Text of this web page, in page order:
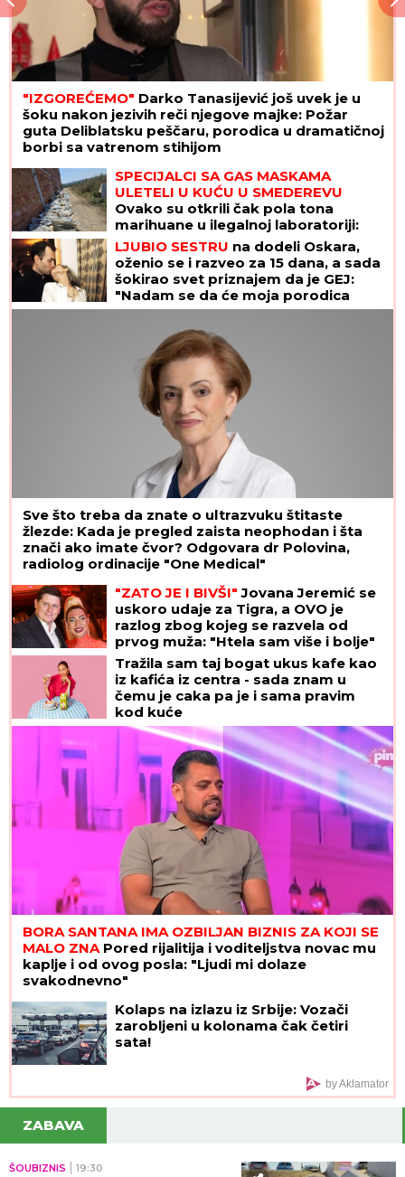
"IZGOREĆEMO" Darko Tanasijević još uvek je u
šoku nakon jezivih reči njegove majke: Požar
guta Deliblatsku peščaru, porodica u dramatičnoj
borbi sa vatrenom stihijom
SPECIJALCI SA GAS MASKAMA
ULETELI U KUĆU U SMEDEREVU
Ovako su otkrili čak pola tona
marihuane u ilegalnoj laboratoriji:
Uhapšeno 6 osoba (FOTO, VIDEO)
LJUBIO SESTRU na dodeli Oskara,
oženio se i razveo za 15 dana, a sada
šokirao svet priznajem da je GEJ:
"Nadam se da će moja porodica
odabrati razumevanje umesto
Sve što treba da znate o ultrazvuku štitaste
žlezde: Kada je pregled zaista neophodan i šta
znači ako imate čvor? Odgovara dr Polovina,
radiolog ordinacije "One Medical"
"ZATO JE I BIVŠI" Jovana Jeremić se
uskoro udaje za Tigra, a OVO je
razlog zbog kojeg se razvela od
prvog muža: "Htela sam više i bolje"
Tražila sam taj bogat ukus kafe kao
iz kafića iz centra - sada znam u
čemu je caka pa je i sama pravim
kod kuće
BORA SANTANA IMA OZBILJAN BIZNIS ZA KOJI SE
MALO ZNA Pored rijalitija i voditeljstva novac mu
kaplje i od ovog posla: "Ljudi mi dolaze
svakodnevno"
Kolaps na izlazu iz Srbije: Vozači
zarobljeni u kolonama čak četiri
sata!
by Aklamator
ZABAVA
ŠOUBIZNIS 19:30